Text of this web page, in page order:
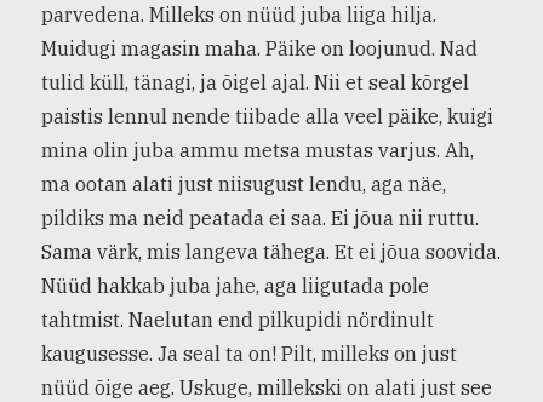
parvedena. Milleks on nüüd juba liiga hilja.
Muidugi magasin maha. Päike on loojunud. Nad
tulid küll, tänagi, ja õigel ajal. Nii et seal kõrgel
paistis lennul nende tiibade alla veel päike, kuigi
mina olin juba ammu metsa mustas varjus. Ah,
ma ootan alati just niisugust lendu, aga näe,
pildiks ma neid peatada ei saa. Ei jõua nii ruttu.
Sama värk, mis langeva tähega. Et ei jõua soovida.
Nüüd hakkab juba jahe, aga liigutada pole
tahtmist. Naelutan end pilkupidi nördinult
kaugusesse. Ja seal ta on! Pilt, milleks on just
nüüd õige aeg. Uskuge, millekski on alati just see